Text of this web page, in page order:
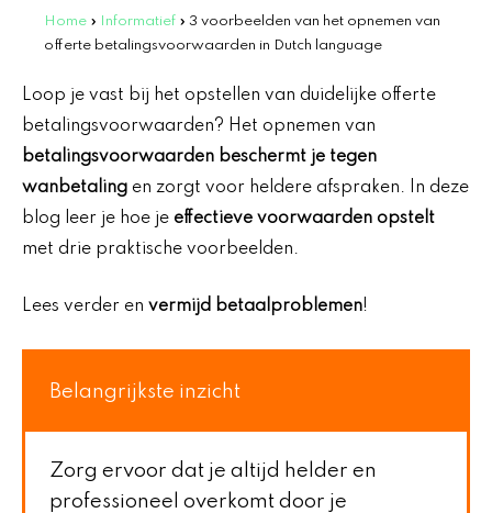
Home » Informatief » 3 voorbeelden van het opnemen van
offerte betalingsvoorwaarden in Dutch language
Loop je vast bij het opstellen van duidelijke offerte
betalingsvoorwaarden? Het opnemen van
betalingsvoorwaarden beschermt je tegen
wanbetaling en zorgt voor heldere afspraken. In deze
blog leer je hoe je effectieve voorwaarden opstelt
met drie praktische voorbeelden.
Lees verder en vermijd betaalproblemen!
Belangrijkste inzicht
Zorg ervoor dat je altijd helder en
professioneel overkomt door je